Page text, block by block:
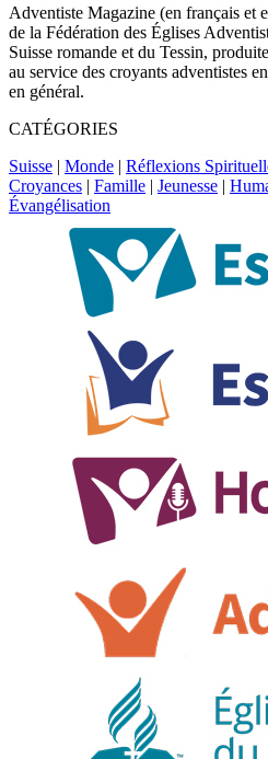
Adventiste Magazine (en français et
de la Fédération des Églises
Suisse romande et du Tessin,
au service des croyants adventistes
en général.
CATÉGORIES
Suisse | Monde | Réflexions
Croyances | Famille | Jeunesse |
Évangélisation